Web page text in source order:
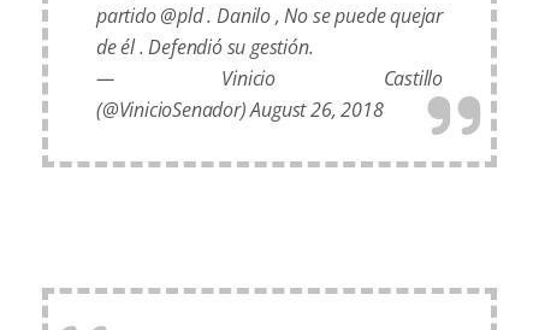
partido @pld . Danilo , No se puede quejar
de él . Defendió su gestión.
— Vinicio Castillo
(@VinicioSenador)August 26, 2018